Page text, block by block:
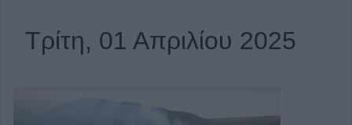
Τρίτη, 01 Απριλίου 2025